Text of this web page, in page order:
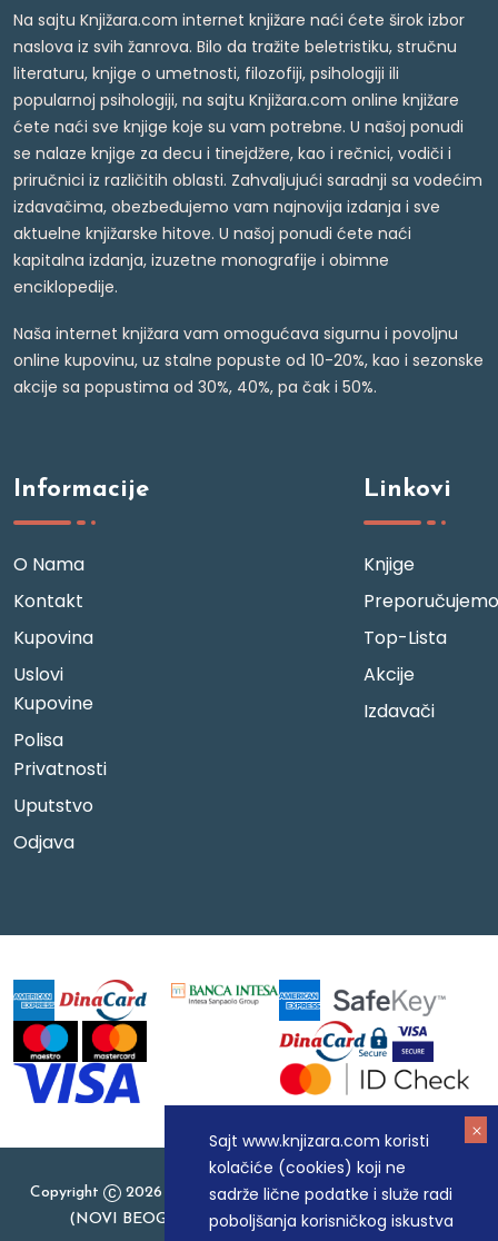
Sajt www.knjizara.com koristi
kolačiće (cookies) koji ne
sadrže lične podatke i služe radi
poboljšanja korisničkog iskustva
Na sajtu Knjižara.com internet knjižare naći ćete širok izbor
naslova iz svih žanrova. Bilo da tražite beletristiku, stručnu
literaturu, knjige o umetnosti, filozofiji, psihologiji ili
popularnoj psihologiji, na sajtu Knjižara.com online knjižare
ćete naći sve knjige koje su vam potrebne. U našoj ponudi
se nalaze knjige za decu i tinejdžere, kao i rečnici, vodiči i
priručnici iz različitih oblasti. Zahvaljujući saradnji sa vodećim
izdavačima, obezbeđujemo vam najnovija izdanja i sve
aktuelne knjižarske hitove. U našoj ponudi ćete naći
kapitalna izdanja, izuzetne monografije i obimne
enciklopedije.
Naša internet knjižara vam omogućava sigurnu i povoljnu
online kupovinu, uz stalne popuste od 10-20%, kao i sezonske
akcije sa popustima od 30%, 40%, pa čak i 50%.
Informacije
O Nama
Kontakt
Kupovina
Uslovi
Kupovine
Polisa
Privatnosti
Uputstvo
Odjava
Linkovi
Knjige
Preporučujemo
Top-Lista
Akcije
Izdavači
Copyright
2026 Knjizara.com - MAKART DOO BEOGRAD
(NOVI BEOGRAD), PIB: 105184104, MB: 20337524